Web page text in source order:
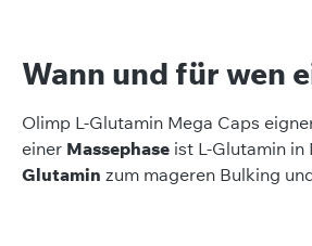
Wann und für wen
Olimp L-Glutamin Mega Caps
einer Massephase ist L-Glutamin in
Glutamin zum mageren Bulking